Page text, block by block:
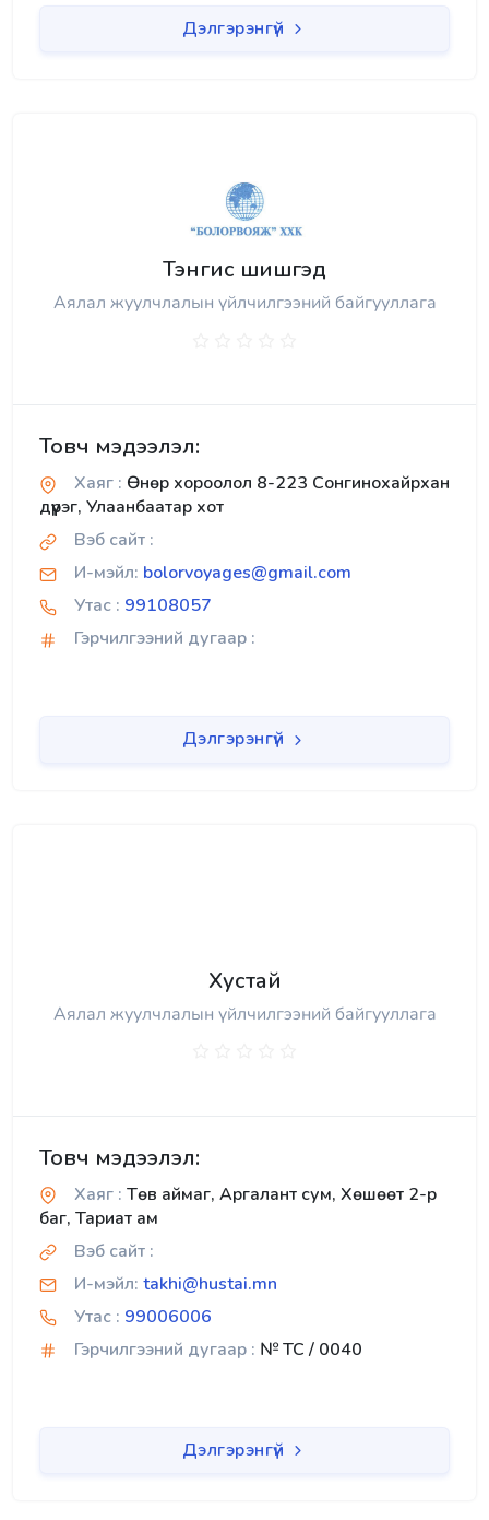
Дэлгэрэнгүй
Тэнгис шишгэд
Аялал жуулчлалын үйлчилгээний байгууллага
Товч мэдээлэл:
Хаяг : Өнөр хороолол 8-223 Сонгинохайрхан
дүүрэг, Улаанбаатар хот
Вэб сайт :
И-мэйл: bolorvoyages@gmail.com
Утас : 99108057
Гэрчилгээний дугаар :
Дэлгэрэнгүй
Хустай
Аялал жуулчлалын үйлчилгээний байгууллага
Товч мэдээлэл:
Хаяг : Төв аймаг, Аргалант сум, Хөшөөт 2-р
баг, Тариат ам
Вэб сайт :
И-мэйл: takhi@hustai.mn
Утас : 99006006
Гэрчилгээний дугаар : № TC / 0040
Дэлгэрэнгүй